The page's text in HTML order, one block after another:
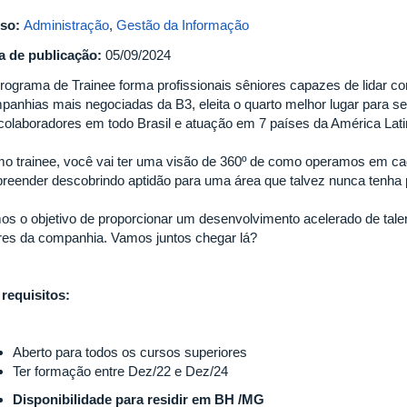
Administração, Gestão da Informação
de publicação: 05/09/2024
de Trainee forma profissionais sêniores capazes de lidar
mais negociadas da B3, eleita o quarto melhor lugar para
em todo Brasil e atuação em 7 países da América
trainee, você vai ter uma visão de 360º de como operamos em
descobrindo aptidão para uma área que talvez nunca
o objetivo de proporcionar um desenvolvimento acelerado de
da companhia. Vamos juntos chegar lá?
requisitos:
Aberto para todos os cursos superiores
Ter formação entre Dez/22 e Dez/24
Disponibilidade para residir em BH /MG